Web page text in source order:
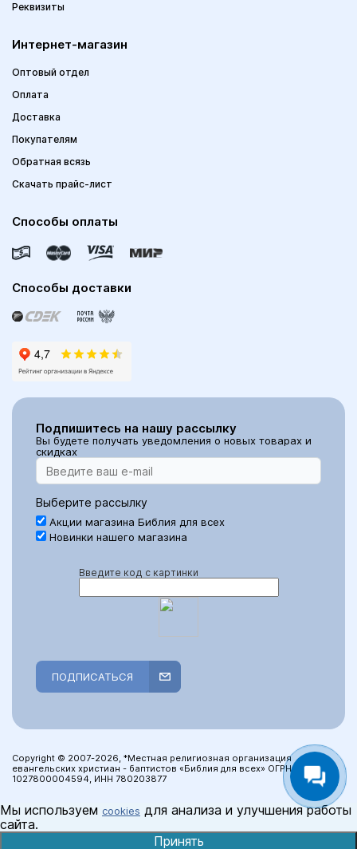
Реквизиты
Интернет-магазин
Оптовый отдел
Оплата
Доставка
Покупателям
Обратная всязь
Скачать прайс-лист
Способы оплаты
Способы доставки
Подпишитесь на нашу рассылку
Вы будете получать уведомления о новых товарах и
скидках
Выберите рассылку
Акции магазина Библия для всех
Новинки нашего магазина
Введите код с картинки
ПОДПИСАТЬСЯ
Copyright © 2007-2026, *Местная религиозная организация
евангельских христиан - баптистов «Библия для всех» ОГРН:
1027800004594, ИНН 780203877
Мы используем cookies для анализа и улучшения работы
сайта.
Принять